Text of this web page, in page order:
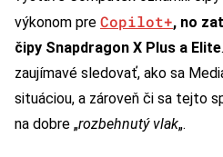
výkonom pre Copilot+, no
čipy Snapdragon X Plus a Elite
zaujímavé sledovať, ako sa
situáciou, a zároveň či sa tejto
na dobre „rozbehnutý vlak„.